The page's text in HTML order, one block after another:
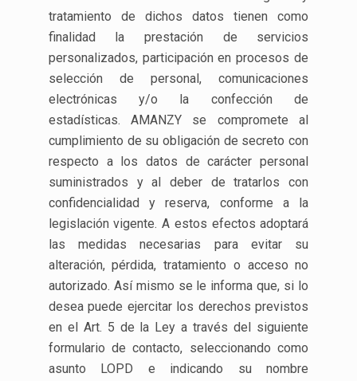
tratamiento de dichos datos tienen como
finalidad la prestación de servicios
personalizados, participación en procesos de
selección de personal, comunicaciones
electrónicas y/o la confección de
estadísticas. AMANZY se compromete al
cumplimiento de su obligación de secreto con
respecto a los datos de carácter personal
suministrados y al deber de tratarlos con
confidencialidad y reserva, conforme a la
legislación vigente. A estos efectos adoptará
las medidas necesarias para evitar su
alteración, pérdida, tratamiento o acceso no
autorizado. Así mismo se le informa que, si lo
desea puede ejercitar los derechos previstos
en el Art. 5 de la Ley a través del siguiente
formulario de contacto, seleccionando como
asunto LOPD e indicando su nombre